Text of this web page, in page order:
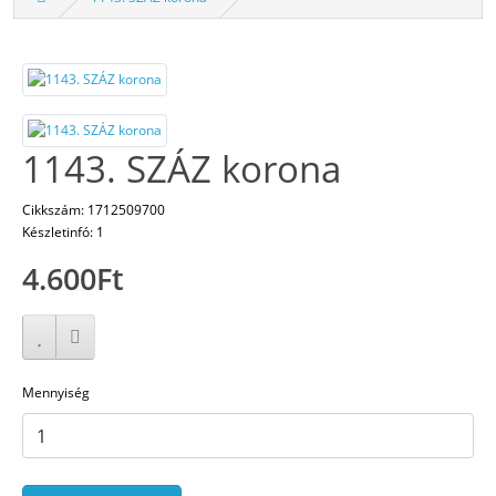
1143. SZÁZ korona
Cikkszám: 1712509700
Készletinfó: 1
4.600Ft
Mennyiség